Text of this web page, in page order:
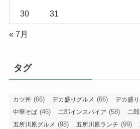
30 31
« 7月
タグ
カツ丼 (66) デカ盛りグルメ (66) デカ盛
中華そば (46) 二郎インスパイア (58) 二
五所川原グルメ (98) 五所川原ランチ (99)